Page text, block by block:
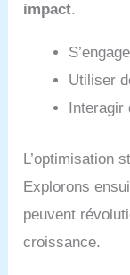
impact.
Utiliser
Interagir
L’optimisation
Explorons
peuvent
croissance.